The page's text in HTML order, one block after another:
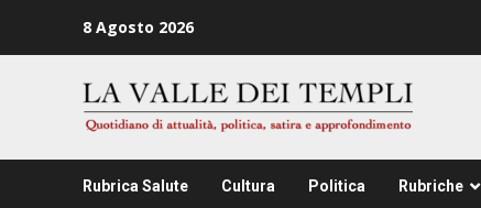
8 Agosto 2026
Rubrica Salute Cultura Politica Rubriche